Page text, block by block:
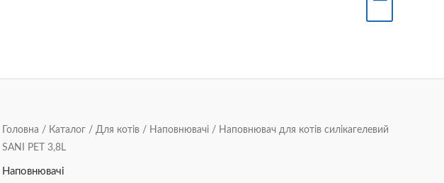
Головна / Каталог / Для котів / Наповнювачі / Наповнювач для котів силікагелевий
SANI PET 3,8L
Наповнювачі
Наповнювач
для
котів